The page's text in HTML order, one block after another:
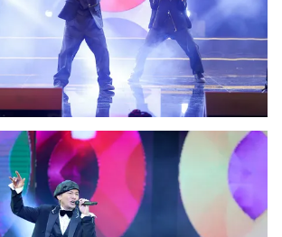
Thanh Thủy
Nguyễn Thị Mỹ Hạnh, Phạm Quốc Thắng,
355 931 - 024.38 355 932
VTV:024.66 897 897
024-7300.7108